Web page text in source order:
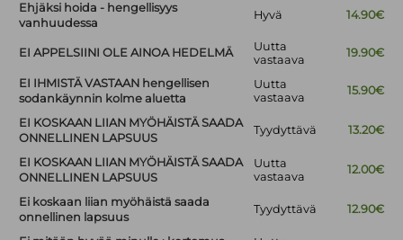
Ehjäksi hoida - hengellisyys
vanhuudessa
Hyvä 14.90€
EI APPELSIINI OLE AINOA HEDELMÄ
Uutta
vastaava
19.90€
EI IHMISTÄ VASTAAN hengellisen
sodankäynnin kolme aluetta
Uutta
vastaava
15.90€
EI KOSKAAN LIIAN MYÖHÄISTÄ SAADA
ONNELLINEN LAPSUUS
Tyydyttävä 13.20€
EI KOSKAAN LIIAN MYÖHÄISTÄ SAADA
ONNELLINEN LAPSUUS
Uutta
vastaava
12.00€
Ei koskaan liian myöhäistä saada
onnellinen lapsuus
Tyydyttävä 12.90€